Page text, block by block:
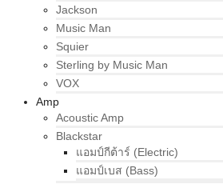
Jackson
Music Man
Squier
Sterling by Music Man
VOX
Amp
Acoustic Amp
Blackstar
แอมป์กีต้าร์ (Electric)
แอมป์เบส (Bass)